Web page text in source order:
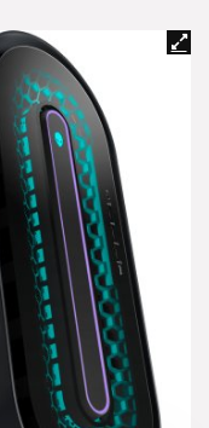
23,190.00